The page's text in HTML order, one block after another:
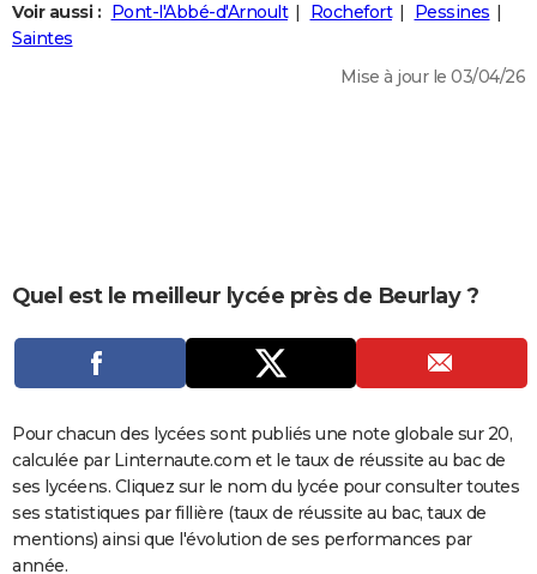
Art de vivre
Bien-être
Loisirs
Mode
Modes de vie
+SANTE
Dictionnaire
Biographies
Expressions
Proverbes
PROGRAMME TV
COPAINS D'AVANT
S'inscrire
Se connecter
Lycées
Collèges
Primaires
Universités
Entreprises
Service militaire
Avis de recherche
AVIS DE DÉCÈS
FORUM
Bricolage
Lifestyle
Culture
Sport
Auto
Television
Voyage
Cinema
Voir aussi : Pont-l'Abbé-d'Arnoult Rochefort
Pessines
Saintes
Mise à jour le 03/04/26
Quel est le meilleur lycée près de Beurlay ?
Pour chacun des lycées sont publiés une note globale sur 20,
calculée par Linternaute.com et le taux de réussite au bac de
ses lycéens. Cliquez sur le nom du lycée pour consulter toutes
ses statistiques par fillière (taux de réussite au bac, taux de
mentions) ainsi que l'évolution de ses performances par
année.